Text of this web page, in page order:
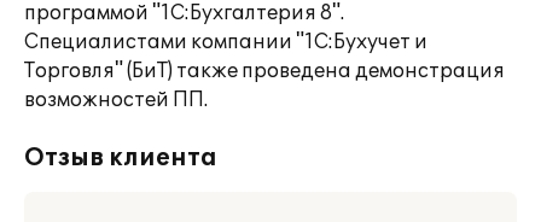
программой "1С:Бухгалтерия 8".
Специалистами компании "1С:Бухучет и
Торговля" (БиТ) также проведена демонстрация
возможностей ПП.
Отзыв клиента